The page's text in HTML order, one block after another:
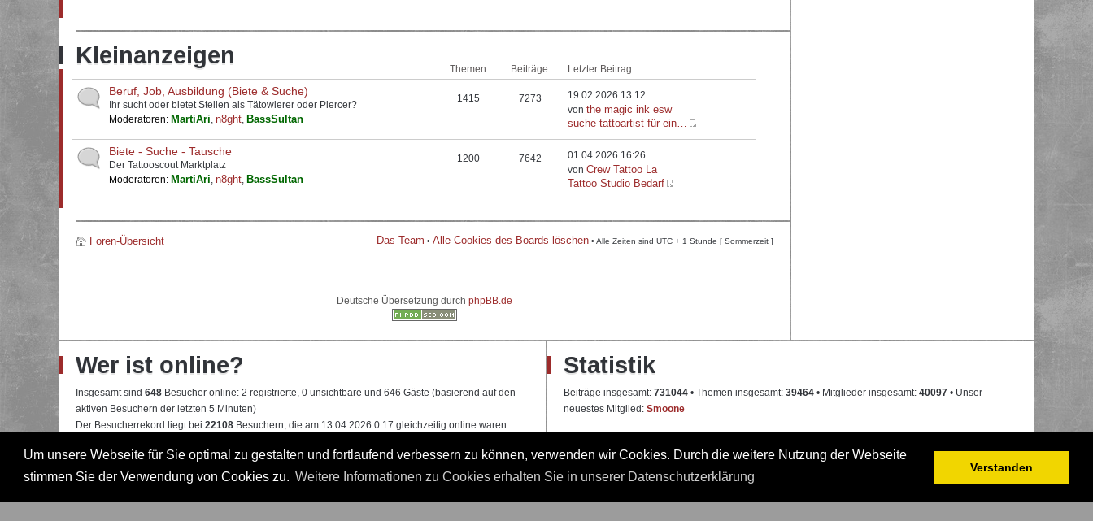
Um unsere Webseite für Sie optimal zu gestalten und fortlaufend verbessern zu können, verwenden wir Cookies. Durch die weitere Nutzung der Webseite
stimmen Sie der Verwendung von Cookies zu. Weitere Informationen zu Cookies erhalten Sie in unserer Datenschutzerklärung
Verstanden
Kleinanzeigen
Themen Beiträge Letzter Beitrag
Beruf, Job, Ausbildung (Biete & Suche)
Ihr sucht oder bietet Stellen als Tätowierer oder Piercer?
Moderatoren: MartiAri, n8ght, BassSultan
1415 7273
19.02.2026 13:12
vonthe magic ink esw
suche tattoartist für ein…
Biete - Suche - Tausche
Der Tattooscout Marktplatz
Moderatoren: MartiAri, n8ght, BassSultan
1200 7642
01.04.2026 16:26
vonCrew Tattoo La
Tattoo Studio Bedarf
Foren-Übersicht Das Team • Alle Cookies des Boards löschen • Alle Zeiten sind UTC + 1 Stunde [ Sommerzeit ]
Deutsche Übersetzung durch phpBB.de
Wer ist online?
Insgesamt sind 648 Besucher online: 2 registrierte, 0 unsichtbare und 646 Gäste (basierend auf den
aktiven Besuchern der letzten 5 Minuten)
Der Besucherrekord liegt bei 22108 Besuchern, die am 13.04.2026 0:17 gleichzeitig online waren.
Mitglieder:Google [Bot], Google Adsense [Bot]
Legende: Administrator,Moderator,Professional Professional in Ausbildung
Statistik
Beiträge insgesamt: 731044 • Themen insgesamt: 39464 • Mitglieder insgesamt: 40097 • Unser
neuestes Mitglied: Smoone